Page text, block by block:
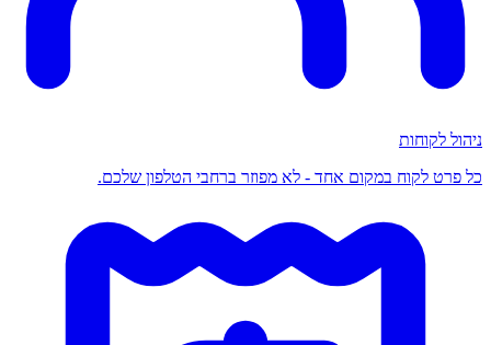
ניהול לקוחות
כל פרט לקוח במקום אחד - לא מפוזר ברחבי הטלפון שלכם.